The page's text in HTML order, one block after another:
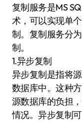
复制服务是MS
术，可以实现单
制。复制服务分
制。
1.异步复制
异步复制是指将
数据库中。这种
源数据库的负担
情况。异步复制